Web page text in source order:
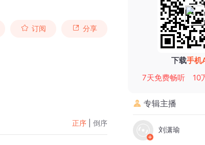
订阅 分享
正序 倒序
下载手机
7天免费畅听
10
专辑主播
刘潇瑜